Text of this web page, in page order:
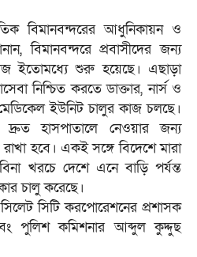
বিমানবন্দরের আধুনিকায়ন ও
বিমানবন্দরে প্রবাসীদের জন্য
ইতোমধ্যে শুরু হয়েছে। এছাড়া
নিশ্চিত করতে ডাক্তার, নার্স ও
ইউনিট চালুর কাজ চলছে।
হাসপাতালে নেওয়ার জন্য
রাখা হবে। একই সঙ্গে বিদেশে মারা
খরচে দেশে এনে বাড়ি পর্যন্ত
চালু করেছে।
সিলেট সিটি করপোরেশনের প্রশাসক
পুলিশ কমিশনার আব্দুল কুদ্দুছ